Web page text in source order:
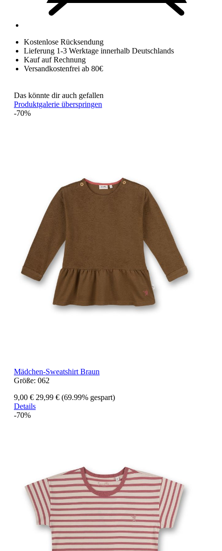
Kostenlose Rücksendung
Lieferung 1-3 Werktage innerhalb Deutschlands
Kauf auf Rechnung
Versandkostenfrei ab 80€
Das könnte dir auch gefallen
Produktgalerie überspringen
-70%
Mädchen-Sweatshirt Braun
Größe: 062
9,00 € 29,99 € (69.99% gespart)
Details
-70%